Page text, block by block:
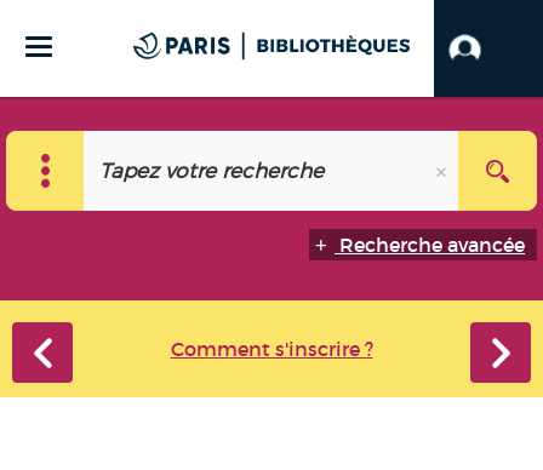
Recherche avancée
Comment s'inscrire ?